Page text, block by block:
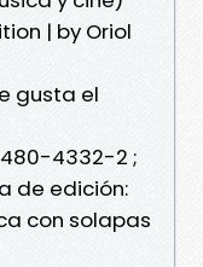
| by Oriol
gusta el
4332-2 ;
de edición:
con solapas